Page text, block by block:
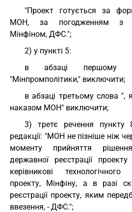
"Проект готується за
МОН, за погодженням з
Мінфіном, ДФС.";
2) у пункті 5:
в абзаці першому
"Мінпромполітики," виключити;
в абзаці третьому слова ",
наказом МОН" виключити;
3) третє речення пункту
редакції: "МОН не пізніше ніж
моменту прийняття
державної реєстрації
керівникові
проекту, Мінфіну, а в разі
реєстрації проекту, яким
ввезення, - ДФС.";